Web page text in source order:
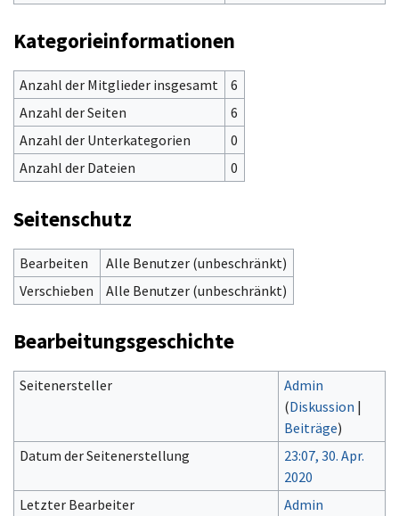
Kategorieinformationen
Anzahl der Mitglieder insgesamt
6
Anzahl der Seiten
6
Anzahl der Unterkategorien
0
Anzahl der Dateien
0
Seitenschutz
Bearbeiten
Alle Benutzer (unbeschränkt)
Verschieben
Alle Benutzer (unbeschränkt)
Bearbeitungsgeschichte
Seitenersteller
Admin
(Diskussion |
Beiträge)
Datum der Seitenerstellung
23:07, 30. Apr.
2020
Letzter Bearbeiter
Admin